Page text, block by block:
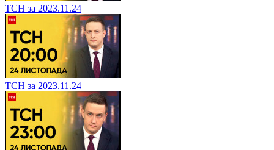
ТСН за 2023.11.24
ТСН за 2023.11.24